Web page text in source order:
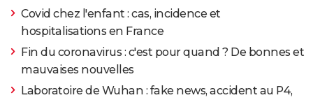
Covid chez l'enfant : cas, incidence et
hospitalisations en France
Fin du coronavirus : c'est pour quand ? De bonnes et
mauvaises nouvelles
Laboratoire de Wuhan : fake news, accident au P4,